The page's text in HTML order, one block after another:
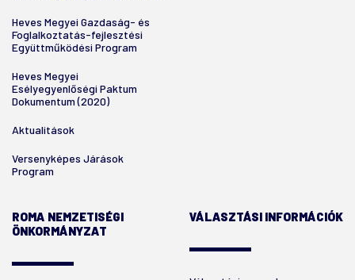
Heves Megyei Gazdaság- és
Foglalkoztatás-fejlesztési
Együttműködési Program
Heves Megyei
Esélyegyenlőségi Paktum
Dokumentum (2020)
Aktualitások
Versenyképes Járások
Program
ROMA NEMZETISÉGI
ÖNKORMÁNYZAT
VÁLASZTÁSI INFORMÁCIÓK